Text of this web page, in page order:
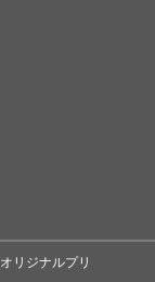
リジナルプリ